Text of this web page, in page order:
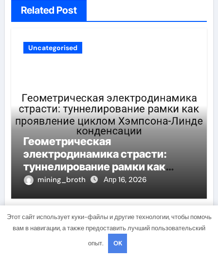
Related Post
Uncategorised
Геометрическая
электродинамика страсти:
туннелирование рамки как
проявление циклом Хэмпсона-
mining_broth Апр 16, 2026
Uncategorised
Этот сайт использует куки-файлы и другие технологии, чтобы помочь
вам в навигации, а также предоставить лучший пользовательский
опыт.
OK